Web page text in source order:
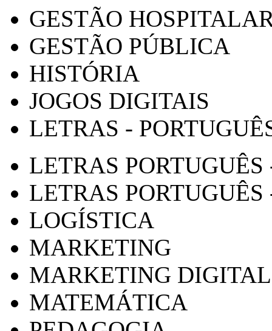
GESTÃO
GESTÃO PÚBLICA
HISTÓRIA
JOGOS DIGITAIS
LETRAS -
LETRAS
LETRAS PORTUGUÊS
LOGÍSTICA
MARKETING
MARKETING DIGITAL
MATEMÁTICA